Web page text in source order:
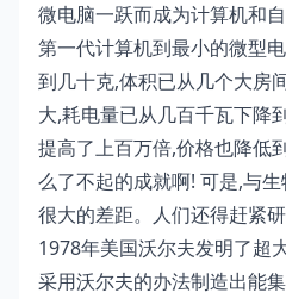
微电脑一跃而成为计算机和
第一代计算机到最小的微型
到几十克,体积已从几个大房
大,耗电量已从几百千瓦下降
提高了上百万倍,价格也降低
么了不起的成就啊! 可是,与
很大的差距。人们还得赶紧
1978年美国沃尔夫发明了超
采用沃尔夫的办法制造出能